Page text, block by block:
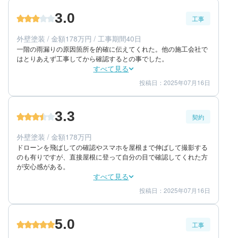
3.0 工事
外壁塗装 / 金額178万円 / 工事期間40日
一階の雨漏りの原因箇所を的確に伝えてくれた。他の施工会社で
はとりあえず工事してから確認するとの事でした。
すべて見る
仕上がり 4
満足度 3
60代/男性/一戸建て
築年数：24年
投稿日：2025年07月16日
3.3 契約
外壁塗装 / 金額178万円
ドローンを飛ばしての確認やスマホを屋根まで伸ばして撮影する
のも有りですが、直接屋根に登って自分の目で確認してくれた方
が安心感がある。
すべて見る
金額感 2
担当者 4
60代/男性/一戸建て
投稿日：2025年07月16日
5.0 工事